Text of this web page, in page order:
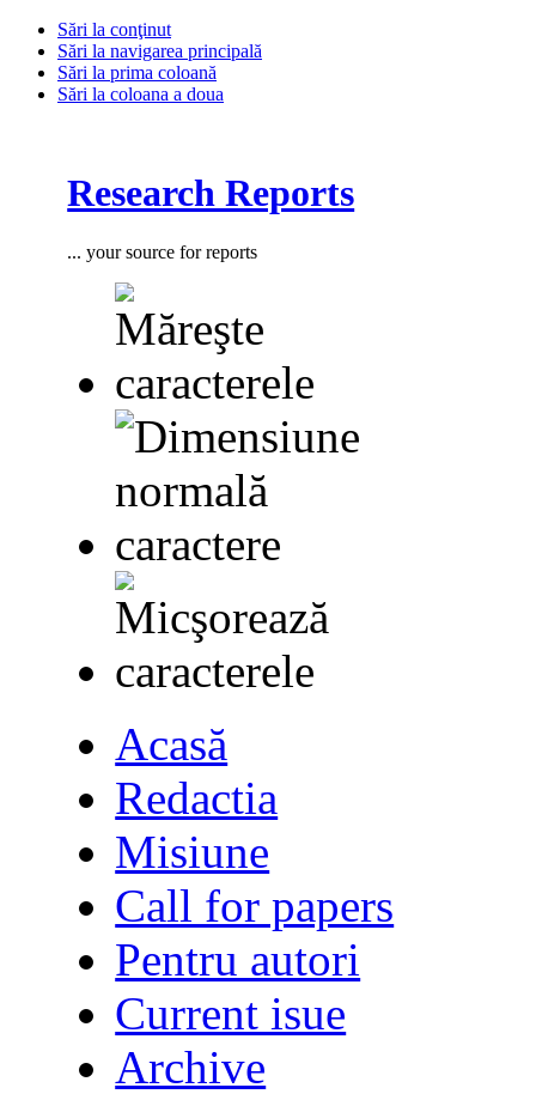
Sări la conţinut
Sări la navigarea principală
Sări la prima coloană
Sări la coloana a doua
Research Reports
... your source for reports
Acasă
Redactia
Misiune
Call for papers
Pentru autori
Current isue
Archive